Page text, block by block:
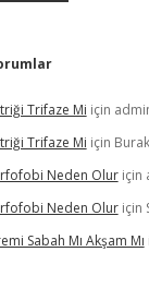
Trifaze Mi için
Trifaze Mi için Burak
Neden Oluriçin
Neden Oluriçin
Sabah Mı Akşam Mı